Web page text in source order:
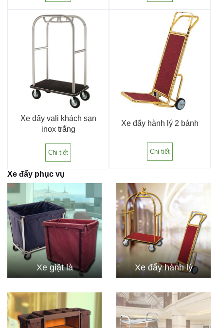
Xe đẩy vali khách sạn
inox trắng
Chi tiết
Xe đẩy hành lý 2 bánh
Chi tiết
Xe đẩy phục vụ
Xe giặt là Xe đẩy hành lý